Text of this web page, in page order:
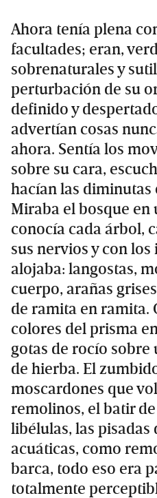
Ahora tenía plena
facultades; eran,
sobrenaturales y
perturbación de su
definido y
advertían cosas
ahora. Sentía los
sobre su cara,
hacían las diminutas
Miraba el bosque en
conocía cada árbol,
sus nervios y con los
alojaba: langostas,
cuerpo, arañas
de ramita en ramita.
colores del prisma
gotas de rocío
de hierba. El
moscardones que
remolinos, el batir
libélulas, las pisadas
acuáticas, como
barca, todo eso era
totalmente